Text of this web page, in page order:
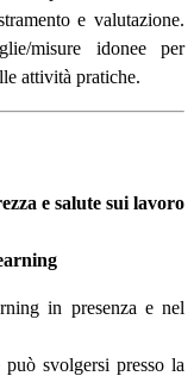
e valutazione.
misure idonee per
attività pratiche.
e salute sui lavoro
in presenza e nel
svolgersi presso la